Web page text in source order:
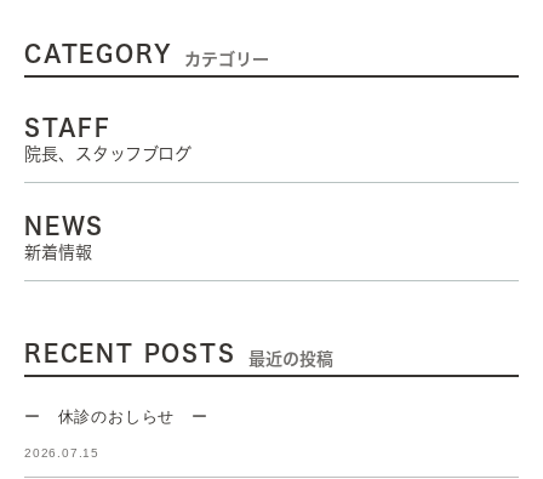
CATEGORY カテゴリー
STAFF
院長、スタッフブログ
NEWS
新着情報
RECENT POSTS 最近の投稿
ー 休診のおしらせ ー
2026.07.15